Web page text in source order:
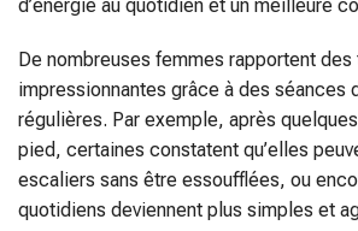
d’énergie au quotidien et un meilleure
De nombreuses femmes rapportent
impressionnantes grâce à des séances
régulières. Par exemple, après
pied, certaines constatent qu’elles
escaliers sans être essoufflées, ou
quotidiens deviennent plus simples et